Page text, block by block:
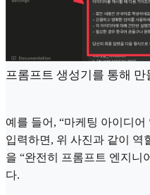
프롬프트 생성기를 통해 만
예를 들어, “마케팅 아이디
입력하면, 위 사진과 같이 역
을 “완전히 프롬프트 엔지니
다.